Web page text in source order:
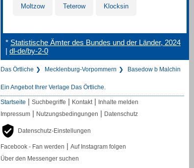
Moltzow Teterow Klocksin
* Statistische Ämter des Bundes und der Länder, 2024
| dl-de/by-2-0
Das Örtliche Mecklenburg-Vorpommern Basedow b Malchin
Ein Angebot Ihrer Verlage Das Örtliche.
Startseite | Suchbegriffe | Kontakt | Inhalte melden
Impressum | Nutzungsbedingungen | Datenschutz
Datenschutz-Einstellungen
Facebook - Fan werden | Auf Instagram folgen
Über den Messenger suchen